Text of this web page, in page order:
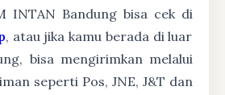
INTAN Bandung bisa cek di
, atau jika kamu berada di luar
bisa mengirimkan melalui
seperti Pos, JNE, J&T dan